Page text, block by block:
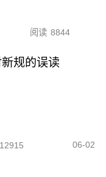
阅读 8844
规的误读
12915 06-02